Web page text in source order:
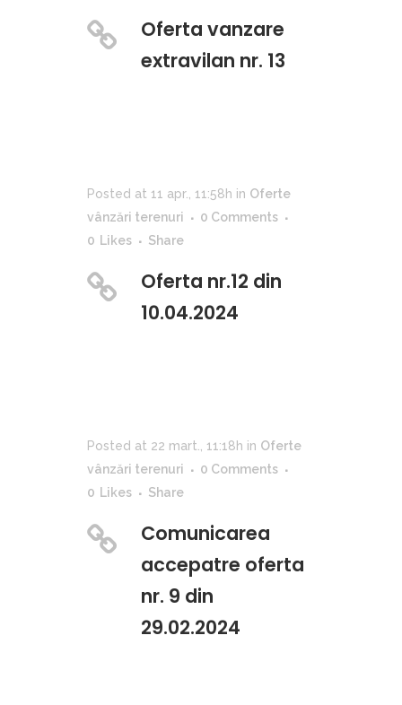
Oferta vanzare
extravilan nr. 13
Posted at 11 apr., 11:58h in Oferte
vânzări terenuri
0 Comments
0 Likes Share
Oferta nr.12 din
10.04.2024
Posted at 22 mart., 11:18h in Oferte
vânzări terenuri
0 Comments
0 Likes Share
Comunicarea
accepatre oferta
nr. 9 din
29.02.2024